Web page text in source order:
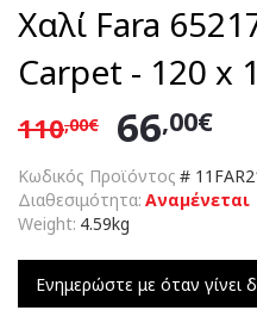
Χαλί Fara
Carpet - 120 x
Κωδικός Προϊόντος #
Διαθεσιμότητα: Αναμένεται
Weight: 4.59kg
66,00€
110,00€
Ενημερώστε με όταν γίνει